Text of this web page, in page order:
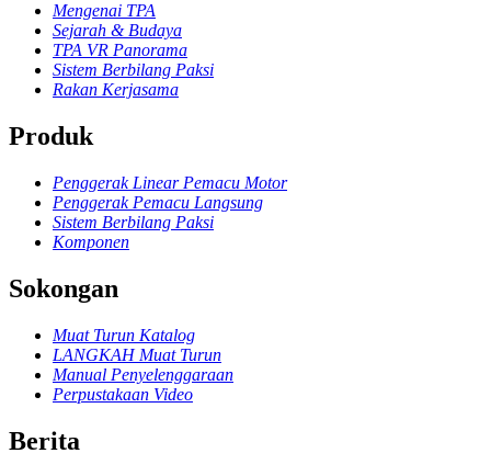
Mengenai TPA
Sejarah & Budaya
TPA VR Panorama
Sistem Berbilang Paksi
Rakan Kerjasama
Produk
Penggerak Linear Pemacu Motor
Penggerak Pemacu Langsung
Sistem Berbilang Paksi
Komponen
Sokongan
Muat Turun Katalog
LANGKAH Muat Turun
Manual Penyelenggaraan
Perpustakaan Video
Berita